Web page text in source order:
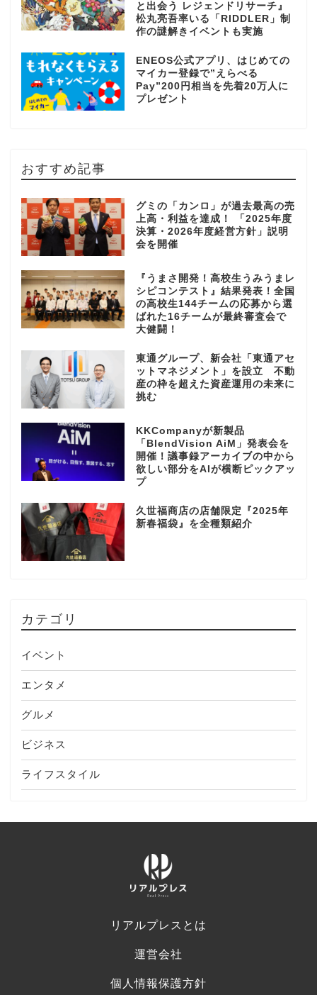
と出会う レジェンドリサーチ』
松丸亮吾率いる「RIDDLER」制
作の謎解きイベントも実施
ENEOS公式アプリ、はじめての
マイカー登録で”えらべる
Pay”200円相当を先着20万人に
プレゼント
おすすめ記事
グミの「カンロ」が過去最高の売
上高・利益を達成！ 「2025年度
決算・2026年度経営方針」説明
会を開催
『うまさ開発！高校生うみうまレ
シピコンテスト』結果発表！全国
の高校生144チームの応募から選
ばれた16チームが最終審査会で
大健闘！
東通グループ、新会社「東通アセ
ットマネジメント」を設立 不動
産の枠を超えた資産運用の未来に
挑む
KKCompanyが新製品
「BlendVision AiM」発表会を
開催！議事録アーカイブの中から
欲しい部分をAIが横断ピックアッ
プ
久世福商店の店舗限定『2025年
新春福袋』を全種類紹介
カテゴリ
イベント
エンタメ
グルメ
ビジネス
ライフスタイル
リアルプレスとは
運営会社
個人情報保護方針